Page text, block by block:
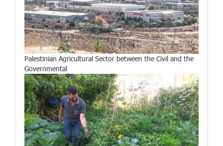
Palestinian Agricultural Sector between the Civil and the
Governmental